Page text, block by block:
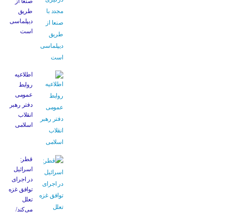
طریق
دیپلماسی
است
اطلاعیه
روابط
عمومی
دفتر رهبر
انقلاب
اسلامی
قطر:
اسرائیل
در اجرای
توافق غزه
تعلل
می‌کند/